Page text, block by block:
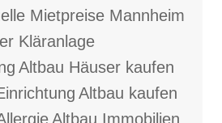
Mietpreise Mannheim
Kläranlage
Altbau Häuser kaufen
Altbau kaufen
Altbau Immobilien